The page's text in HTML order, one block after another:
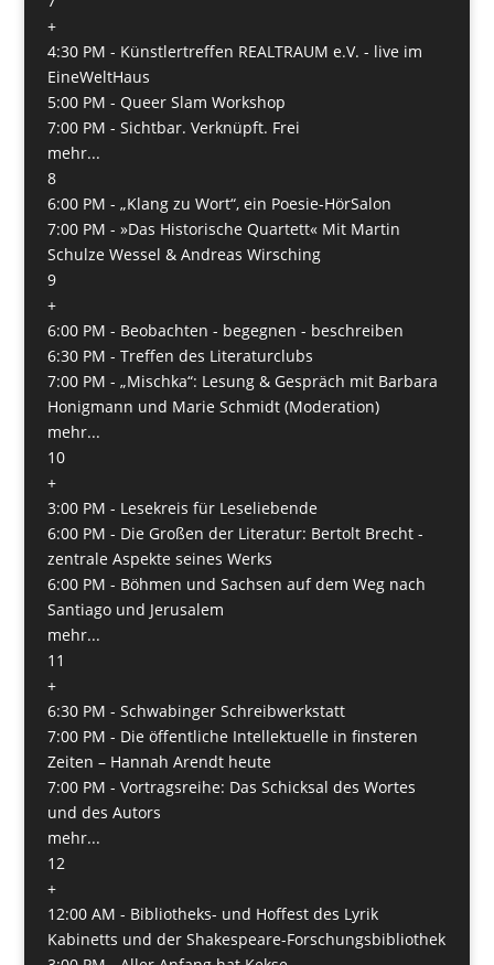
+
4:30 PM - Künstlertreffen REALTRAUM e.V. - live im
EineWeltHaus
5:00 PM - Queer Slam Workshop
7:00 PM - Sichtbar. Verknüpft. Frei
mehr...
8
6:00 PM - „Klang zu Wort“, ein Poesie-HörSalon
7:00 PM - »Das Historische Quartett« Mit Martin
Schulze Wessel & Andreas Wirsching
9
+
6:00 PM - Beobachten - begegnen - beschreiben
6:30 PM - Treffen des Literaturclubs
7:00 PM - „Mischka“: Lesung & Gespräch mit Barbara
Honigmann und Marie Schmidt (Moderation)
mehr...
10
+
3:00 PM - Lesekreis für Leseliebende
6:00 PM - Die Großen der Literatur: Bertolt Brecht -
zentrale Aspekte seines Werks
6:00 PM - Böhmen und Sachsen auf dem Weg nach
San­tiago und Jerusalem
mehr...
11
+
6:30 PM - Schwabinger Schreibwerkstatt
7:00 PM - Die öffentliche Intellektuelle in finsteren
Zeiten – Hannah Arendt heute
7:00 PM - Vortragsreihe: Das Schicksal des Wortes
und des Autors
mehr...
12
+
12:00 AM - Bibliotheks- und Hoffest des Lyrik
Kabinetts und der Shakespeare-Forschungsbibliothek